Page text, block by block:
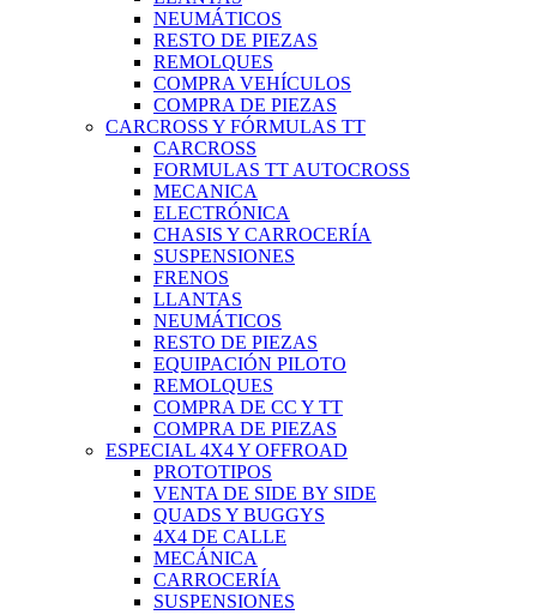
NEUMÁTICOS
RESTO DE PIEZAS
REMOLQUES
COMPRA VEHÍCULOS
COMPRA DE PIEZAS
CARCROSS Y FÓRMULAS TT
CARCROSS
FORMULAS TT AUTOCROSS
MECANICA
ELECTRÓNICA
CHASIS Y CARROCERÍA
SUSPENSIONES
FRENOS
LLANTAS
NEUMÁTICOS
RESTO DE PIEZAS
EQUIPACIÓN PILOTO
REMOLQUES
COMPRA DE CC Y TT
COMPRA DE PIEZAS
ESPECIAL 4X4 Y OFFROAD
PROTOTIPOS
VENTA DE SIDE BY SIDE
QUADS Y BUGGYS
4X4 DE CALLE
MECÁNICA
CARROCERÍA
SUSPENSIONES